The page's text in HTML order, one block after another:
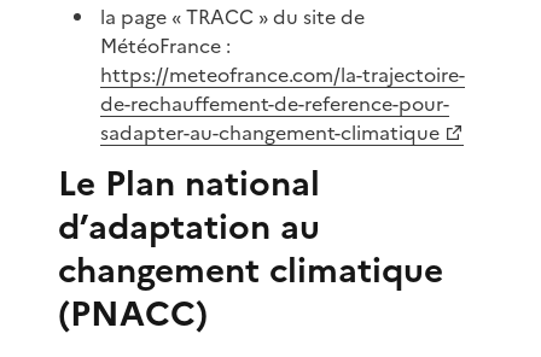
la page « TRACC » du site de
MétéoFrance :
https://meteofrance.com/la-trajectoire-
de-rechauffement-de-reference-pour-
sadapter-au-changement-climatique
Le Plan national
d’adaptation au
changement climatique
(PNACC)